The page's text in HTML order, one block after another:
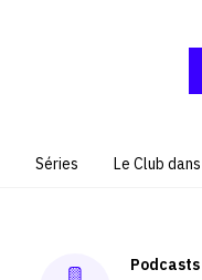
Séries Le Club
Podcasts